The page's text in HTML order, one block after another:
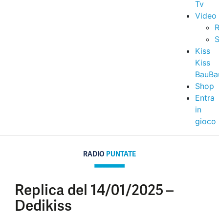
Tv
Video
Kiss
Kiss
Shop
Entra
in
gioco
RADIO PUNTATE
Replica del 14/01/2025 –
Dedikiss